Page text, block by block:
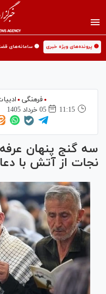
🟡 پرونده‌های ویژه خبری 🟡 سامانه‌های
فرهنگی
11:15
05 خرداد 1405
سه گنج پنهان
نجات از آتش با دعا